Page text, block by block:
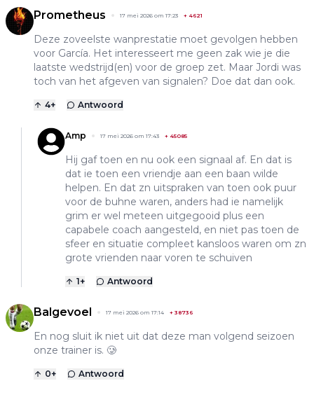
Prometheus 17 mei 2026 om 17:23 + 4621
Deze zoveelste wanprestatie moet gevolgen hebben
voor García. Het interesseert me geen zak wie je die
laatste wedstrijd(en) voor de groep zet. Maar Jordi was
toch van het afgeven van signalen? Doe dat dan ook.
4+ Antwoord
Amp 17 mei 2026 om 17:43 + 45085
Hij gaf toen en nu ook een signaal af. En dat is
dat ie toen een vriendje aan een baan wilde
helpen. En dat zn uitspraken van toen ook puur
voor de buhne waren, anders had ie namelijk
grim er wel meteen uitgegooid plus een
capabele coach aangesteld, en niet pas toen de
sfeer en situatie compleet kansloos waren om zn
grote vrienden naar voren te schuiven
1+ Antwoord
Balgevoel 17 mei 2026 om 17:14 + 38736
En nog sluit ik niet uit dat deze man volgend seizoen
onze trainer is. 🥲
0+ Antwoord